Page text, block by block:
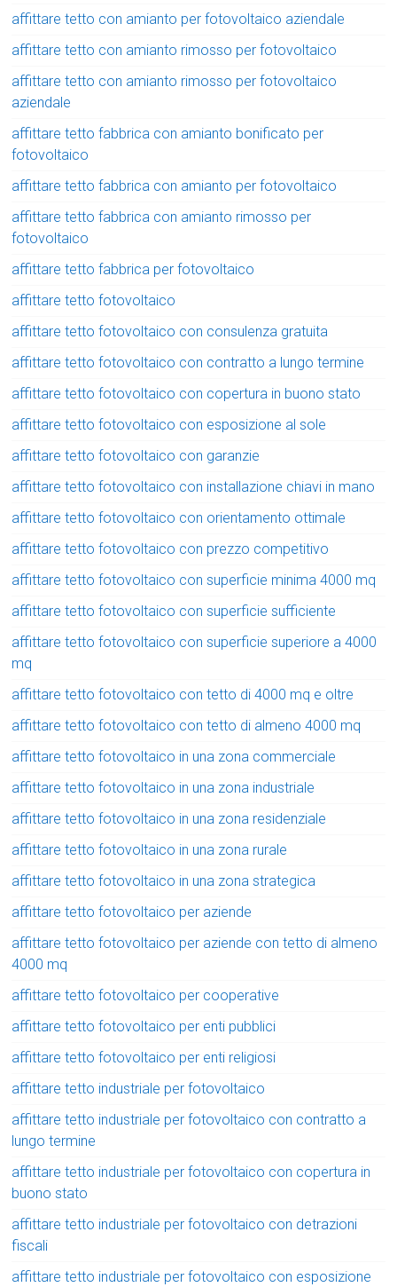
affittare tetto con amianto per fotovoltaico aziendale
affittare tetto con amianto rimosso per fotovoltaico
affittare tetto con amianto rimosso per fotovoltaico
aziendale
affittare tetto fabbrica con amianto bonificato per
fotovoltaico
affittare tetto fabbrica con amianto per fotovoltaico
affittare tetto fabbrica con amianto rimosso per
fotovoltaico
affittare tetto fabbrica per fotovoltaico
affittare tetto fotovoltaico
affittare tetto fotovoltaico con consulenza gratuita
affittare tetto fotovoltaico con contratto a lungo termine
affittare tetto fotovoltaico con copertura in buono stato
affittare tetto fotovoltaico con esposizione al sole
affittare tetto fotovoltaico con garanzie
affittare tetto fotovoltaico con installazione chiavi in mano
affittare tetto fotovoltaico con orientamento ottimale
affittare tetto fotovoltaico con prezzo competitivo
affittare tetto fotovoltaico con superficie minima 4000 mq
affittare tetto fotovoltaico con superficie sufficiente
affittare tetto fotovoltaico con superficie superiore a 4000
mq
affittare tetto fotovoltaico con tetto di 4000 mq e oltre
affittare tetto fotovoltaico con tetto di almeno 4000 mq
affittare tetto fotovoltaico in una zona commerciale
affittare tetto fotovoltaico in una zona industriale
affittare tetto fotovoltaico in una zona residenziale
affittare tetto fotovoltaico in una zona rurale
affittare tetto fotovoltaico in una zona strategica
affittare tetto fotovoltaico per aziende
affittare tetto fotovoltaico per aziende con tetto di almeno
4000 mq
affittare tetto fotovoltaico per cooperative
affittare tetto fotovoltaico per enti pubblici
affittare tetto fotovoltaico per enti religiosi
affittare tetto industriale per fotovoltaico
affittare tetto industriale per fotovoltaico con contratto a
lungo termine
affittare tetto industriale per fotovoltaico con copertura in
buono stato
affittare tetto industriale per fotovoltaico con detrazioni
fiscali
affittare tetto industriale per fotovoltaico con esposizione